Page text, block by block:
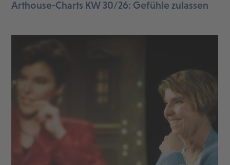
Arthouse-Charts KW 30/26: Gefühle zulassen